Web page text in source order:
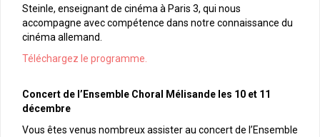
Steinle, enseignant de cinéma à Paris 3, qui nous
accompagne avec compétence dans notre connaissance du
cinéma allemand.
Téléchargez le programme.
Concert de l’Ensemble Choral Mélisande les 10 et 11
décembre
Vous êtes venus nombreux assister au concert de l’Ensemble